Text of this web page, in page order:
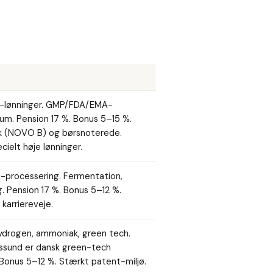
GMP/FDA/EMA-
Pension 17 %. Bonus 5–15 %.
(NOVO B) og børsnoterede.
høje lønninger.
Fermentation,
17 %. Bonus 5–12 %.
ammoniak, green tech.
er dansk green-tech
5–12 %. Stærkt patent-miljø.